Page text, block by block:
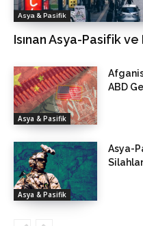
Asya & Pasifik
Isınan Asya-Pasifik
Asya & Pasifik
ABD
Asya & Pasifik
Asya-